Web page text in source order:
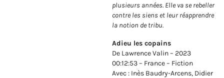
plusieurs années. Elle va se rebeller
contre les siens et leur réapprendre
la notion de tribu.
Adieu les copains
De Lawrence Valin – 2023
00:12:53 – France – Fiction
Avec : Inès Baudry-Arcens, Didier